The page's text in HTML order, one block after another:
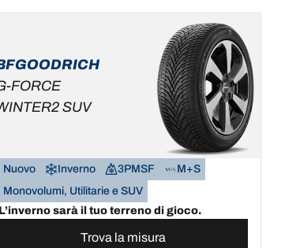
FORCE
SUV
Nuovo Inverno 3PMSF
M+S
Monovolumi, Utilitarie e SUV
L’inverno sarà il tuo terreno di gioco.
Trova la misura